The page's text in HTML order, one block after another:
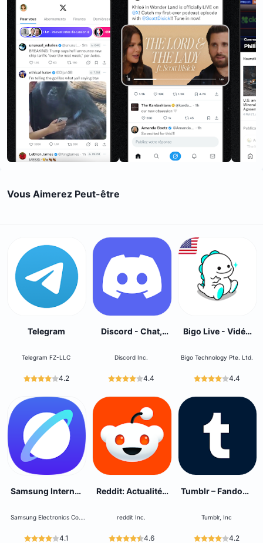
Vous Aimerez Peut-être
Telegram
Telegram FZ-LLC
4.2
Discord - Chat,
Discord Inc.
4.4
Bigo Live - Vidéo
Bigo Technology Pte. Ltd.
4.4
Samsung Internet
Samsung Electronics Co.,
4.1
Reddit: Actualités
reddit Inc.
4.6
Tumblr – Fandom,
Tumblr, Inc
4.2